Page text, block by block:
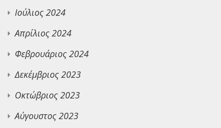
Ιούλιος 2024
Απρίλιος 2024
Φεβρουάριος 2024
Δεκέμβριος 2023
Οκτώβριος 2023
Αύγουστος 2023